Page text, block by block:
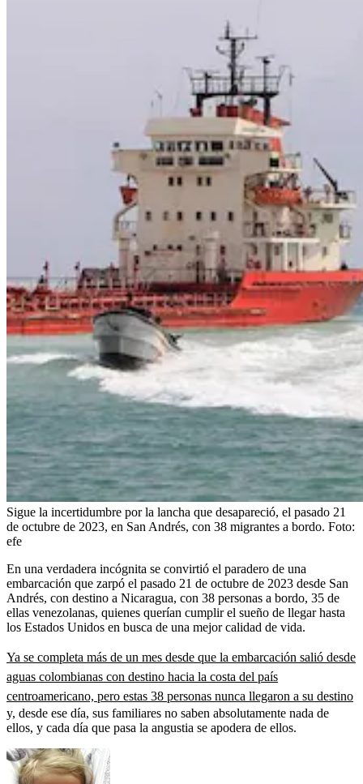
Sigue la incertidumbre por la lancha que desapareció, el pasado 21
de octubre de 2023, en San Andrés, con 38 migrantes a bordo. Foto:
efe
En una verdadera incógnita se convirtió el paradero de una
embarcación que zarpó el pasado 21 de octubre de 2023 desde San
Andrés, con destino a Nicaragua, con 38 personas a bordo, 35 de
ellas venezolanas, quienes querían cumplir el sueño de llegar hasta
los Estados Unidos en busca de una mejor calidad de vida.
Ya se completa más de un mes desde que la embarcación salió desde
aguas colombianas con destino hacia la costa del país
centroamericano, pero estas 38 personas nunca llegaron a su destino
y, desde ese día, sus familiares no saben absolutamente nada de
ellos, y cada día que pasa la angustia se apodera de ellos.